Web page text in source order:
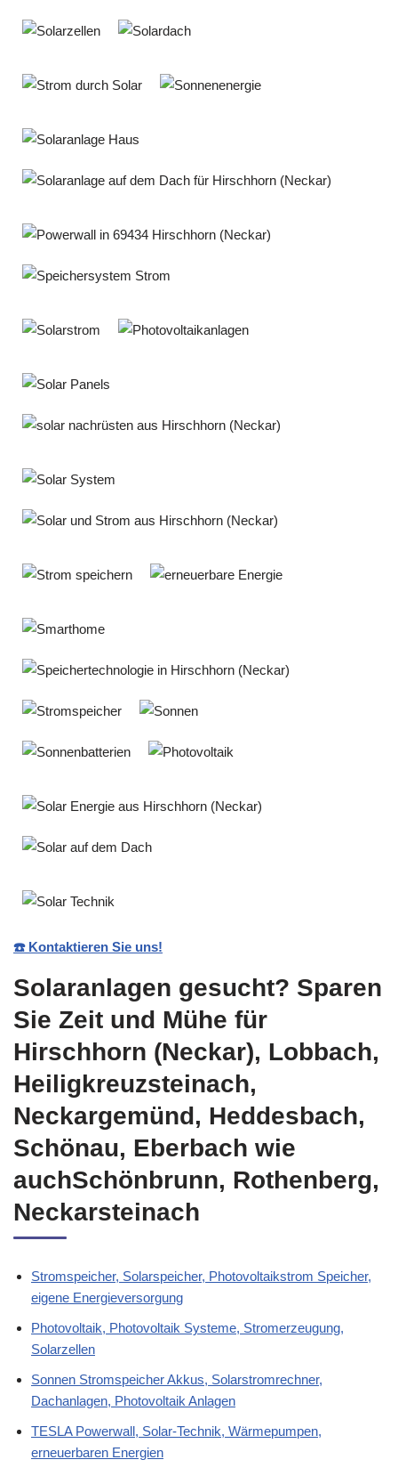
☎️ Kontaktieren Sie uns!
Solaranlagen gesucht? Sparen
Sie Zeit und Mühe für
Hirschhorn (Neckar), Lobbach,
Heiligkreuzsteinach,
Neckargemünd, Heddesbach,
Schönau, Eberbach wie
auchSchönbrunn, Rothenberg,
Neckarsteinach
Stromspeicher, Solarspeicher, Photovoltaikstrom Speicher,
eigene Energieversorgung
Photovoltaik, Photovoltaik Systeme, Stromerzeugung,
Solarzellen
Sonnen Stromspeicher Akkus, Solarstromrechner,
Dachanlagen, Photovoltaik Anlagen
TESLA Powerwall, Solar-Technik, Wärmepumpen,
erneuerbaren Energien